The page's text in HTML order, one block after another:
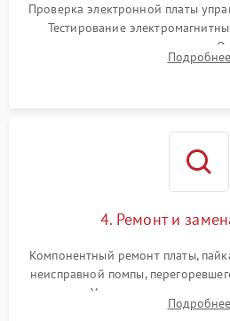
Проверка электронной платы
Тестирование
температуры и расходомера.
жерновов кофемолки,
Подробнее
4. Ремонт и
Компонентный ремонт платы,
неисправной помпы,
жерновов. Установка новых
ring) и тефлоновых трубок для
Подробнее